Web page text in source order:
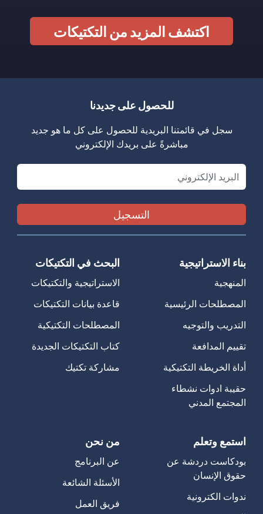
اكتشف المزيد من التكتيكات
للحصول على جديدنا
سجل في قائمتنا البريدية للحصول على كل ما هو جديد
مباشرةً على بريدك الإلكتروني
Email
بناء الاستراتيجية
المنهجية
المصطلحات الرئيسية
التدريب والتوجيه
تقييم المدافعة
أداة الخريطة التكتيكية
حقيبة ادوات نشطاء
المجتمع المدني
البحث في التكتيكات
الاستراتيجية والتكتيكات
قاعدة بيانات التكتيكات
المصطلحات التكتيكية
كتاب التكتيكات الجديدة
مشاركة تكتيك
استمع وتعلم
بودكاست دردشة عن
حقوق الإنسان
ندوات الكترونية
من نحن
عن البرنامج
الأسئلة الشائعة
فريق العمل